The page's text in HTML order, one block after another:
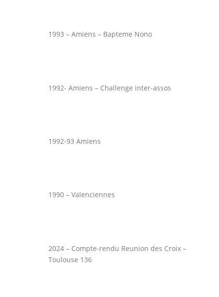
1993 – Amiens – Bapteme Nono
1992- Amiens – Challenge inter-assos
1992-93 Amiens
1990 – Valenciennes
2024 – Compte-rendu Reunion des Croix –
Toulouse 136